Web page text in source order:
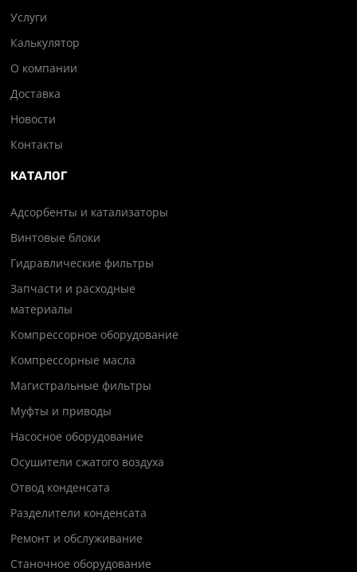
Услуги
Калькулятор
О компании
Доставка
Новости
Контакты
КАТАЛОГ
Адсорбенты и катализаторы
Винтовые блоки
Гидравлические фильтры
Запчасти и расходные
материалы
Компрессорное оборудование
Компрессорные масла
Магистральные фильтры
Муфты и приводы
Насосное оборудование
Осушители сжатого воздуха
Отвод конденсата
Разделители конденсата
Ремонт и обслуживание
Станочное оборудование